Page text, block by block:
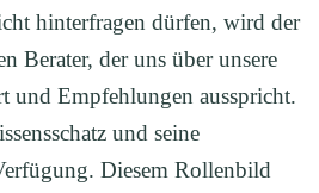
hinterfragen dürfen, wird der
Berater, der uns über unsere
und Empfehlungen ausspricht.
und seine
Diesem Rollenbild